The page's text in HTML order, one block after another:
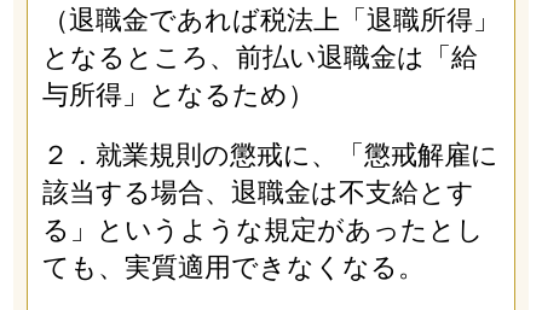
（退職金であれば税法上「退職所得」
となるところ、前払い退職金は「給
与所得」となるため）
２．就業規則の懲戒に、「懲戒解雇に
該当する場合、退職金は不支給とす
る」というような規定があったとし
ても、実質適用できなくなる。